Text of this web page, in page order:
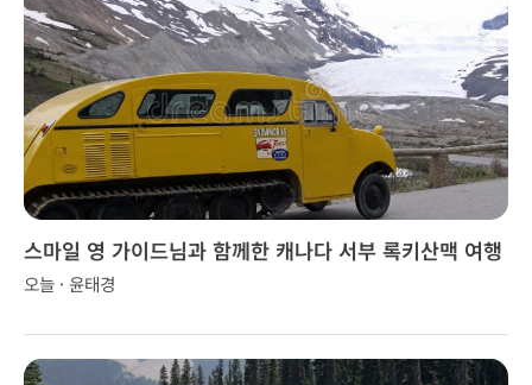
스마일 영 가이드님과 함께한 캐나다 서부 록키산맥 여행
오늘 · 윤태경